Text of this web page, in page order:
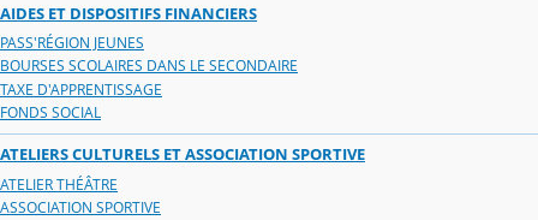
AIDES ET DISPOSITIFS FINANCIERS
PASS'RÉGION JEUNES
BOURSES SCOLAIRES DANS LE SECONDAIRE
TAXE D'APPRENTISSAGE
FONDS SOCIAL
ATELIERS CULTURELS ET ASSOCIATION SPORTIVE
ATELIER THÉÂTRE
ASSOCIATION SPORTIVE